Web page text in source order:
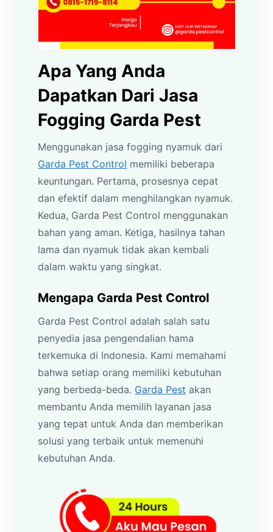
Apa Yang Anda
Dapatkan Dari Jasa
Fogging Garda Pest
Menggunakan jasa fogging nyamuk dari
Garda Pest Control memiliki beberapa
keuntungan. Pertama, prosesnya cepat
dan efektif dalam menghilangkan nyamuk.
Kedua, Garda Pest Control menggunakan
bahan yang aman. Ketiga, hasilnya tahan
lama dan nyamuk tidak akan kembali
dalam waktu yang singkat.
Mengapa Garda Pest Control
Garda Pest Control adalah salah satu
penyedia jasa pengendalian hama
terkemuka di Indonesia. Kami memahami
bahwa setiap orang memiliki kebutuhan
yang berbeda-beda. Garda Pest akan
membantu Anda memilih layanan jasa
yang tepat untuk Anda dan memberikan
solusi yang terbaik untuk memenuhi
kebutuhan Anda.